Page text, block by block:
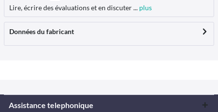
Lire, écrire des évaluations et en discuter ... plus
Données du fabricant
Assistance telephonique